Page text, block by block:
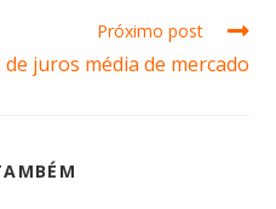
Próximo post
juros média de mercado